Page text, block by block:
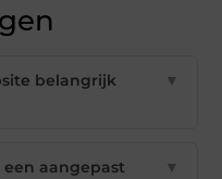
belangrijk
▼
aangepast
▼